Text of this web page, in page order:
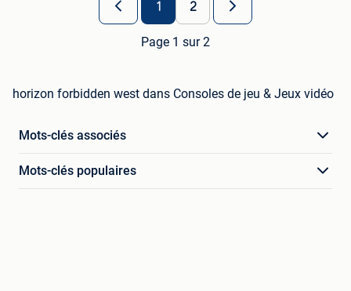
1 2
Page 1 sur 2
horizon forbidden west dans Consoles de jeu & Jeux vidéo
Mots-clés associés
Mots-clés populaires